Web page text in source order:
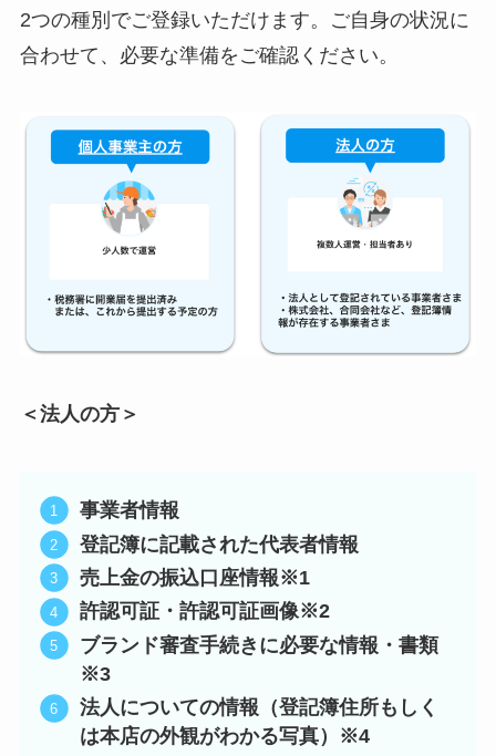
2つの種別でご登録いただけます。ご自身の状況に
合わせて、必要な準備をご確認ください。
＜法人の方＞
事業者情報
登記簿に記載された代表者情報
売上金の振込口座情報※1
許認可証・許認可証画像※2
ブランド審査手続きに必要な情報・書類
※3
法人についての情報（登記簿住所もしく
は本店の外観がわかる写真）※4